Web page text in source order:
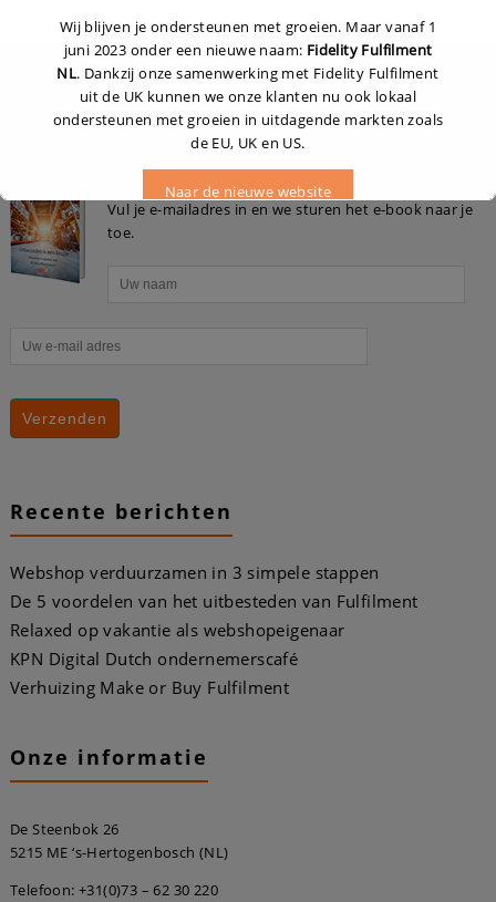
Gratis E-book
“Uitbesteden is een keuze”
Vul je e-mailadres in en we sturen het e-book naar je
toe.
Recente berichten
Webshop verduurzamen in 3 simpele stappen
De 5 voordelen van het uitbesteden van Fulfilment
Relaxed op vakantie als webshopeigenaar
KPN Digital Dutch ondernemerscafé
Verhuizing Make or Buy Fulfilment
Onze informatie
De Steenbok 26
5215 ME ‘s-Hertogenbosch (NL)
Telefoon: +31(0)73 – 62 30 220
Wij blijven je ondersteunen met groeien. Maar vanaf 1
juni 2023 onder een nieuwe naam: Fidelity Fulfilment
NL. Dankzij onze samenwerking met Fidelity Fulfilment
uit de UK kunnen we onze klanten nu ook lokaal
ondersteunen met groeien in uitdagende markten zoals
de EU, UK en US.
Naar de nieuwe website
Dit zal sluiten in